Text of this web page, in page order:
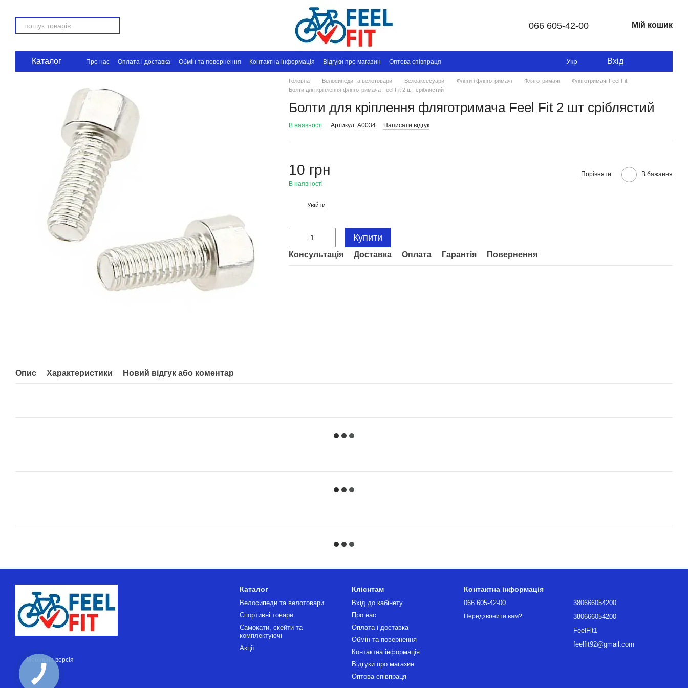
066 605-42-00 Мій кошик
Каталог Про нас Оплата і доставка Обмін та повернення Контактна інформація Відгуки про магазин Оптова співпраця Укр Вхід
Головна Велосипеди та велотовари Велоаксесуари Фляги і фляготримачі Фляготримачі
Фляготримачі Feel Fit
Болти для кріплення фляготримача Feel Fit 2 шт сріблястий
Болти для кріплення фляготримача Feel Fit 2 шт сріблястий
В наявності Артикул: A0034 Написати відгук
10 грн
В наявності
Порівняти В бажання
Увійти
Купити
Консультація Доставка Оплата Гарантія Повернення
Опис Характеристики Новий відгук або коментар
Мобільна версія
Каталог
Велосипеди та велотовари
Спортивні товари
Самокати, скейти та
комплектуючі
Акції
Клієнтам
Вхід до кабінету
Про нас
Оплата і доставка
Обмін та повернення
Контактна інформація
Відгуки про магазин
Оптова співпраця
Контактна інформація
066 605-42-00
Передзвонити вам?
380666054200
380666054200
FeelFit1
feelfit92@gmail.com